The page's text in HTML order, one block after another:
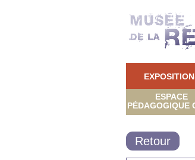
ESPACE
PÉDAGOGIQUE
Retour